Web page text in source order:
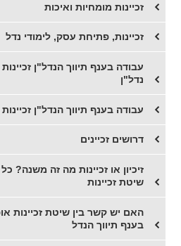
זכיינות מומחיות ואיכות
זכיינות, פתיחת עסק, לימודי נדל
עבודה בענף תיווך הנדל"ן
נדל"ן
עבודה בענף תיווך הנדל"ן
דרושים זכיינים
זיכיון או זכיינות מה זה משנה?
שיטת זכיינות
האם יש קשר בין שיטת זכיינות
בענף תיווך הנדל